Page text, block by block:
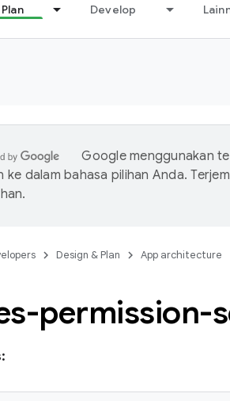
Develop
Google menggunakan
ke dalam bahasa pilihan Anda.
Design & Plan App architecture
permission-